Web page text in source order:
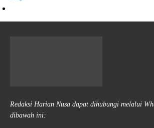
Redaksi Harian Nusa dapat dihubungi melalui
dibawah ini: